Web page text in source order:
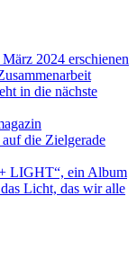
2024 erschienen
in die nächste
die Zielgerade
LIGHT“, ein Album
Licht, das wir alle